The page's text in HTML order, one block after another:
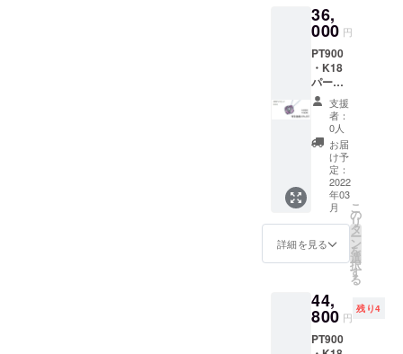
＞ 職人
がイン
ゴット
から小
さくす
るため
ひとつ
ひとつ
表情の
違う一
点物に
なりま
す。
【特別
価格】
10％OF
F 限定5
定価
36,000
円 備考
欄に記
36,
000 円
PT900
・K18
パープ
ルゴー
ルドペ
ンダン
トK10
ネック
レス
（バラ
小） 天
然ダイ
ヤモン
ド
0.02ct
＜
ンあり
＞ 【特
別価
格】
支援
者：
0人
お届
け予
定：
2022
年03
月
詳細を見る
こ
の
リ
タ
ー
ン
を
選
択
す
る
44,
800 円
残り4
PT900